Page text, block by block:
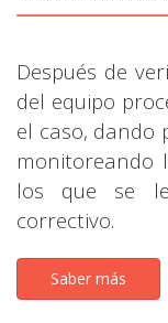
Después de
del equipo
el caso, dando
monitoreando
los que se
correctivo.
Saber más